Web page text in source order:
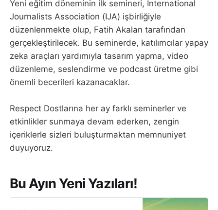
Yeni eğitim döneminin ilk semineri, International
Journalists Association (IJA) işbirliğiyle
düzenlenmekte olup, Fatih Akalan tarafından
gerçekleştirilecek. Bu seminerde, katılımcılar yapay
zeka araçları yardımıyla tasarım yapma, video
düzenleme, seslendirme ve podcast üretme gibi
önemli becerileri kazanacaklar.
Respect Dostlarına her ay farklı seminerler ve
etkinlikler sunmaya devam ederken, zengin
içeriklerle sizleri buluşturmaktan memnuniyet
duyuyoruz.
Bu Ayın Yeni Yazıları!